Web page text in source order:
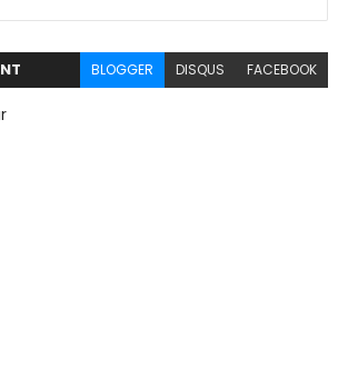
BLOGGER DISQUS FACEBOOK